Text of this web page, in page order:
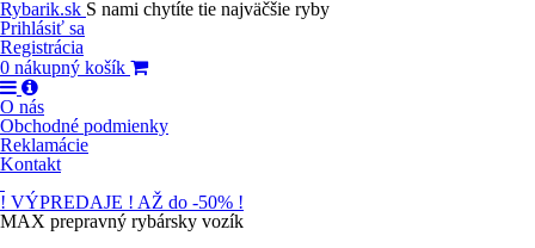
Rybarik.sk S nami chytíte tie najväčšie ryby
Prihlásiť sa
Registrácia
0 nákupný košík
O nás
Obchodné podmienky
Reklamácie
Kontakt
! VÝPREDAJE ! AŽ do -50% !
MAX prepravný rybársky vozík